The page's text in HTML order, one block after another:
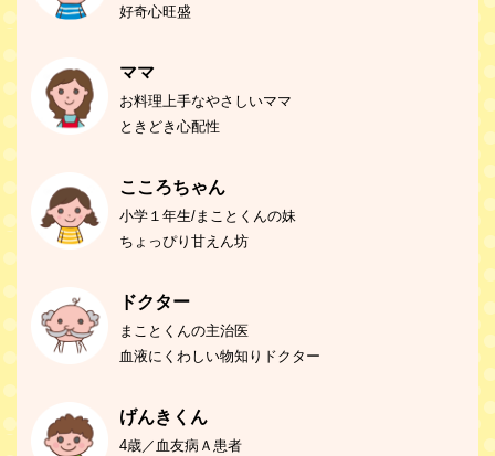
好奇心旺盛
ママ
お料理上手なやさしいママ
ときどき心配性
こころちゃん
小学１年生/まことくんの妹
ちょっぴり甘えん坊
ドクター
まことくんの主治医
血液にくわしい物知りドクター
げんきくん
4歳／血友病Ａ患者